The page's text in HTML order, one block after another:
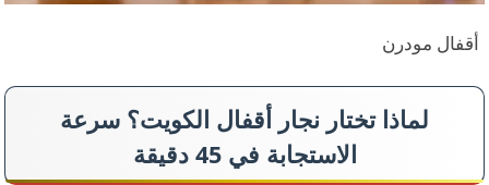
أقفال مودرن
لماذا تختار نجار أقفال الكويت؟ سرعة
الاستجابة في 45 دقيقة